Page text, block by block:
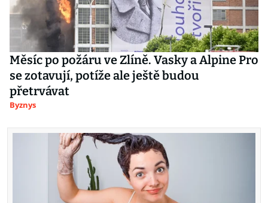
Měsíc po požáru ve Zlíně. Vasky a Alpine Pro
se zotavují, potíže ale ještě budou
přetrvávat
Byznys